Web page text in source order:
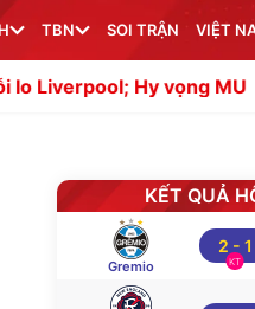
TBN SOI TRẬN VIỆT
vọng MU Chưa vội
KẾT QUẢ
Gremio
2 - 1
KT